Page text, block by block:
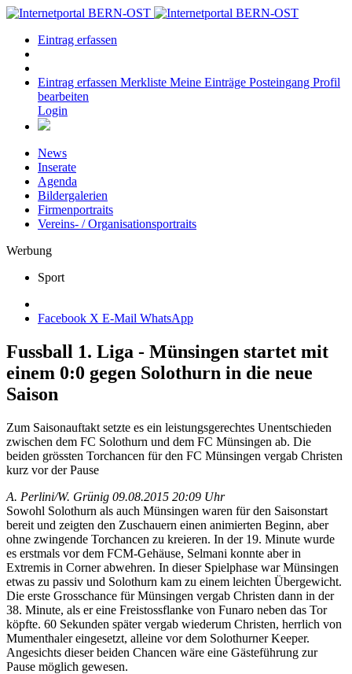
Eintrag erfassen
Eintrag erfassen Merkliste Meine Einträge Posteingang Profil
bearbeiten
Login
News
Inserate
Agenda
Bildergalerien
Firmenportraits
Vereins- / Organisationsportraits
Werbung
Sport
Facebook X E-Mail WhatsApp
Fussball 1. Liga - Münsingen startet mit
einem 0:0 gegen Solothurn in die neue
Saison
Zum Saisonauftakt setzte es ein leistungsgerechtes Unentschieden
zwischen dem FC Solothurn und dem FC Münsingen ab. Die
beiden grössten Torchancen für den FC Münsingen vergab Christen
kurz vor der Pause
A. Perlini/W. Grünig 09.08.2015 20:09 Uhr
Sowohl Solothurn als auch Münsingen waren für den Saisonstart
bereit und zeigten den Zuschauern einen animierten Beginn, aber
ohne zwingende Torchancen zu kreieren. In der 19. Minute wurde
es erstmals vor dem FCM-Gehäuse, Selmani konnte aber in
Extremis in Corner abwehren. In dieser Spielphase war Münsingen
etwas zu passiv und Solothurn kam zu einem leichten Übergewicht.
Die erste Grosschance für Münsingen vergab Christen dann in der
38. Minute, als er eine Freistossflanke von Funaro neben das Tor
köpfte. 60 Sekunden später vergab wiederum Christen, herrlich von
Mumenthaler eingesetzt, alleine vor dem Solothurner Keeper.
Angesichts dieser beiden Chancen wäre eine Gästeführung zur
Pause möglich gewesen.